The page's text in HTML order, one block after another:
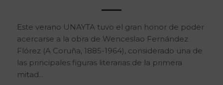
Este verano UNAYTA tuvo el gran honor de poder
acercarse a la obra de Wenceslao Fernández
Flórez (A Coruña, 1885-1964), considerado una de
las principales figuras literarias de la primera
mitad...